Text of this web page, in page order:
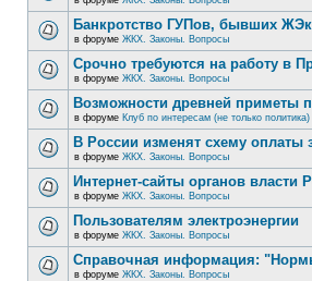
Банкротство ГУПов, бывших
в форуме ЖКХ. Законы. Вопросы
Срочно требуются на работу в
в форуме ЖКХ. Законы. Вопросы
Возможности древней приметы
в форуме Клуб по интересам (не только политика)
В России изменят схему оплаты
в форуме ЖКХ. Законы. Вопросы
Интернет-сайты органов власти
в форуме ЖКХ. Законы. Вопросы
Пользователям электроэнергии
в форуме ЖКХ. Законы. Вопросы
Справочная информация:
в форуме ЖКХ. Законы. Вопросы